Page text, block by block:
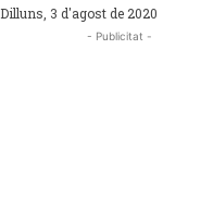
Dilluns, 3 d'agost de 2020
- Publicitat -